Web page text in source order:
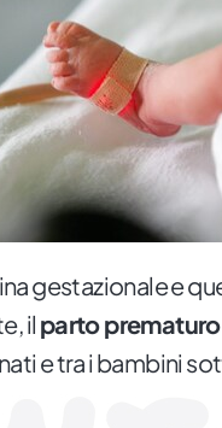
gestazionale e
il parto prematuro
e tra i bambini